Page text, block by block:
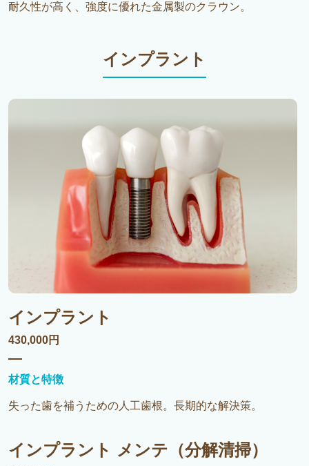
耐久性が高く、強度に優れた金属製のクラウン。
インプラント
インプラント
430,000円
材質と特徴
失った歯を補うための人工歯根。長期的な解決策。
インプラント メンテ（分解清掃）